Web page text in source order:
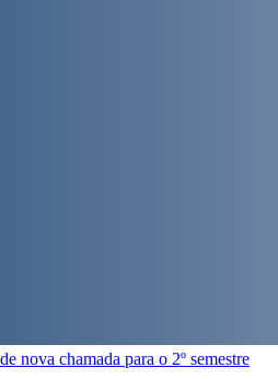
nova chamada para o 2º semestre